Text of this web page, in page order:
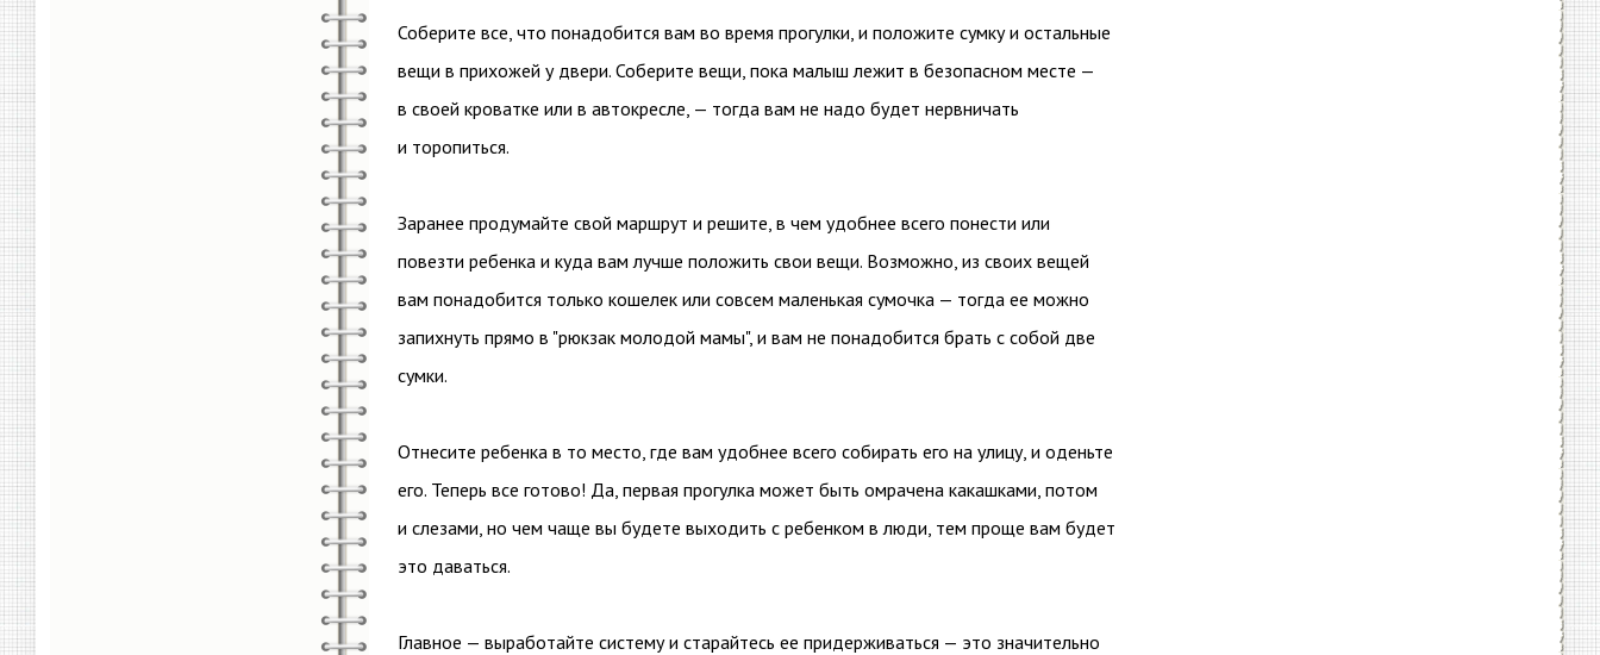
Соберите все, что понадобится вам во время прогулки, и положите сумку и остальные
вещи в прихожей у двери. Соберите вещи, пока малыш лежит в безопасном месте —
в своей кроватке или в автокресле, — тогда вам не надо будет нервничать
и торопиться.
Заранее продумайте свой маршрут и решите, в чем удобнее всего понести или
повезти ребенка и куда вам лучше положить свои вещи. Возможно, из своих вещей
вам понадобится только кошелек или совсем маленькая сумочка — тогда ее можно
запихнуть прямо в "рюкзак молодой мамы", и вам не понадобится брать с собой две
сумки.
Отнесите ребенка в то место, где вам удобнее всего собирать его на улицу, и оденьте
его. Теперь все готово! Да, первая прогулка может быть омрачена какашками, потом
и слезами, но чем чаще вы будете выходить с ребенком в люди, тем проще вам будет
это даваться.
Главное — выработайте систему и старайтесь ее придерживаться — это значительно